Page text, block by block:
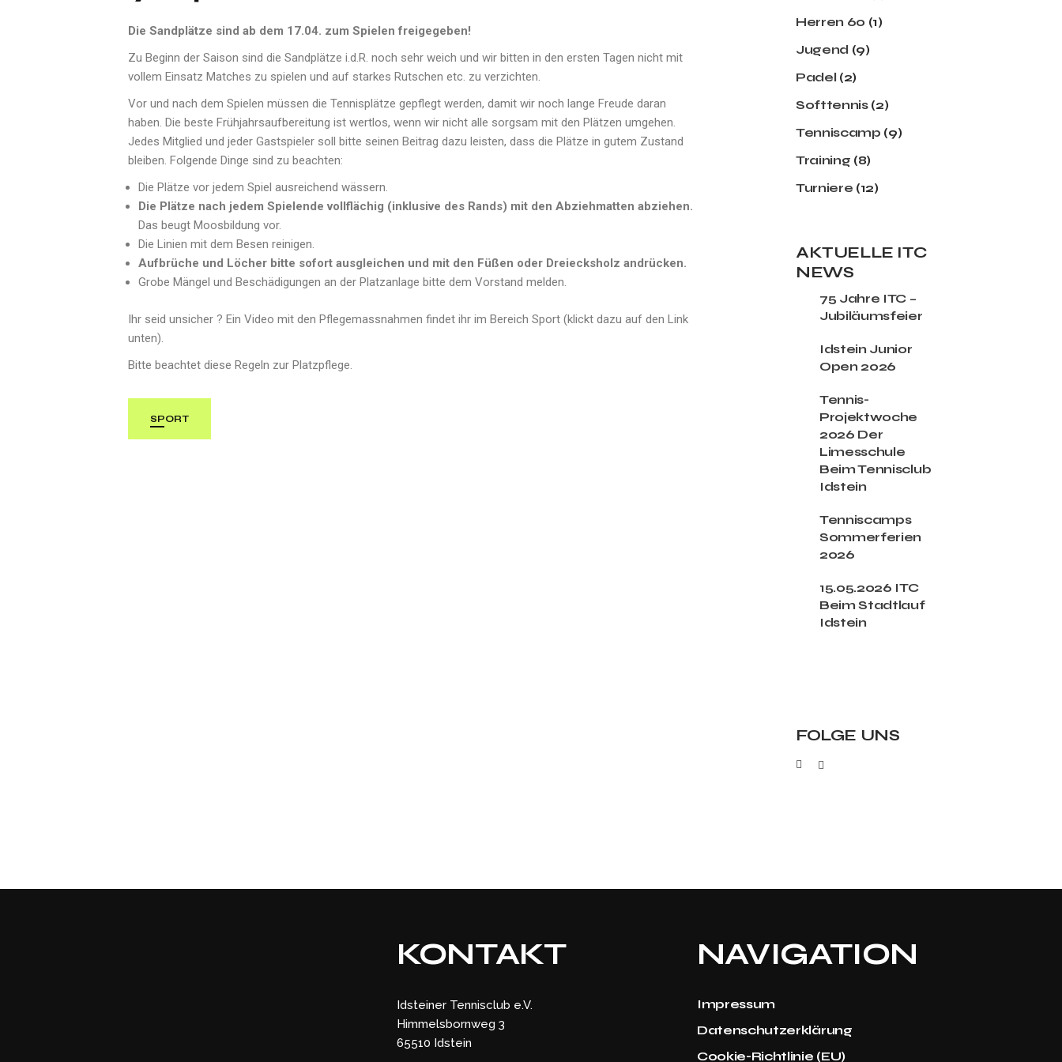
Die Sandplätze sind ab dem 17.04. zum Spielen freigegeben!
Zu Beginn der Saison sind die Sandplätze i.d.R. noch sehr weich und wir bitten in den ersten Tagen nicht mit
vollem Einsatz Matches zu spielen und auf starkes Rutschen etc. zu verzichten.
Vor und nach dem Spielen müssen die Tennisplätze gepflegt werden, damit wir noch lange Freude daran
haben. Die beste Frühjahrsaufbereitung ist wertlos, wenn wir nicht alle sorgsam mit den Plätzen umgehen.
Jedes Mitglied und jeder Gastspieler soll bitte seinen Beitrag dazu leisten, dass die Plätze in gutem Zustand
bleiben. Folgende Dinge sind zu beachten:
Die Plätze vor jedem Spiel ausreichend wässern.
Die Plätze nach jedem Spielende vollflächig (inklusive des Rands) mit den Abziehmatten abziehen.
Das beugt Moosbildung vor.
Die Linien mit dem Besen reinigen.
Aufbrüche und Löcher bitte sofort ausgleichen und mit den Füßen oder Dreiecksholz andrücken.
Grobe Mängel und Beschädigungen an der Platzanlage bitte dem Vorstand melden.
Ihr seid unsicher ? Ein Video mit den Pflegemassnahmen findet ihr im Bereich Sport (klickt dazu auf den Link
unten).
Bitte beachtet diese Regeln zur Platzpflege.
SPORT
Herren 60 (1)
Jugend (9)
Padel (2)
Softtennis(2)
Tenniscamp (9)
Training (8)
Turniere (12)
AKTUELLE ITC
NEWS
75 Jahre ITC –
Jubiläumsfeier
Idstein Junior
Open 2026
Tennis-
Projektwoche
2026 Der
Limesschule
Beim Tennisclub
Idstein
Tenniscamps
Sommerferien
2026
15.05.2026 ITC
Beim Stadtlauf
Idstein
FOLGE UNS
KONTAKT
Idsteiner Tennisclub e.V.
Himmelsbornweg 3
65510 Idstein
NAVIGATION
Impressum
Datenschutzerklärung
Cookie-Richtlinie (EU)